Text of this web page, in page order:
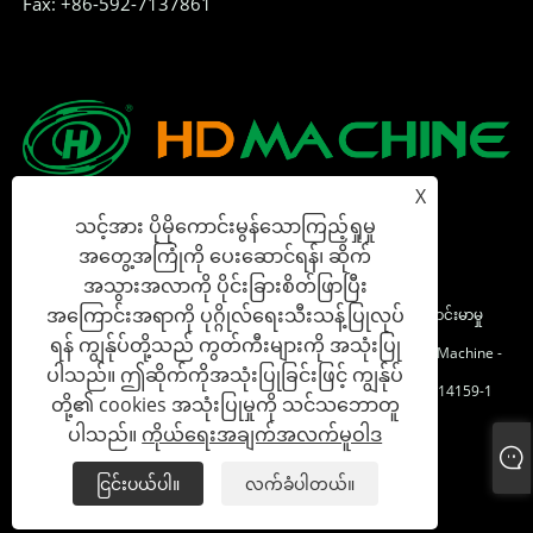
မူပိုင်ခွင့်© 2023 Xia အမျိုးသား HD Machine Co. , Ltd - ဒီဂျစ်တယ်တင်းမာမှု
ကိရိယာ, Magic Tase Coupering Series, Automatic Label Device Machine -
All Reserved Reserved ။
မှတ်ပုံတင်နံပါတ်: Fujian ICP အမှတ် 2023014159-1
Links Sitemap RSS
XML
ကိုယ်ရေးအချက်အလက်မူဝါဒ
X
သင့်အား ပိုမိုကောင်းမွန်သောကြည့်ရှုမှု
အတွေ့အကြုံကို ပေးဆောင်ရန်၊ ဆိုက်
အသွားအလာကို ပိုင်းခြားစိတ်ဖြာပြီး
အကြောင်းအရာကို ပုဂ္ဂိုလ်ရေးသီးသန့်ပြုလုပ်
ရန် ကျွန်ုပ်တို့သည် ကွတ်ကီးများကို အသုံးပြု
ပါသည်။ ဤဆိုက်ကိုအသုံးပြုခြင်းဖြင့် ကျွန်ုပ်
တို့၏ cookies အသုံးပြုမှုကို သင်သဘောတူ
ပါသည်။ ကိုယ်ရေးအချက်အလက်မူဝါဒ
ငြင်းပယ်ပါ။ လက်ခံပါတယ်။